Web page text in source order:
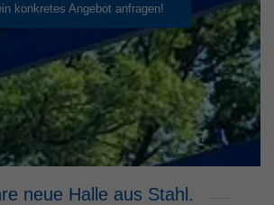
konkretes Angebot anfragen!
neue Halle aus Stahl.